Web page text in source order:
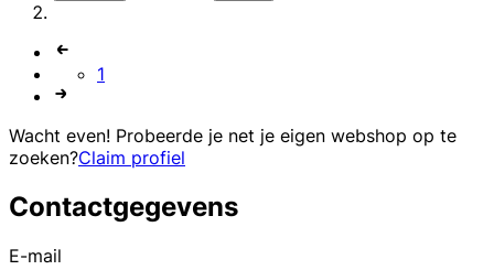
1
Wacht even! Probeerde je net je eigen webshop op te
zoeken?Claim profiel
Contactgegevens
E-mail